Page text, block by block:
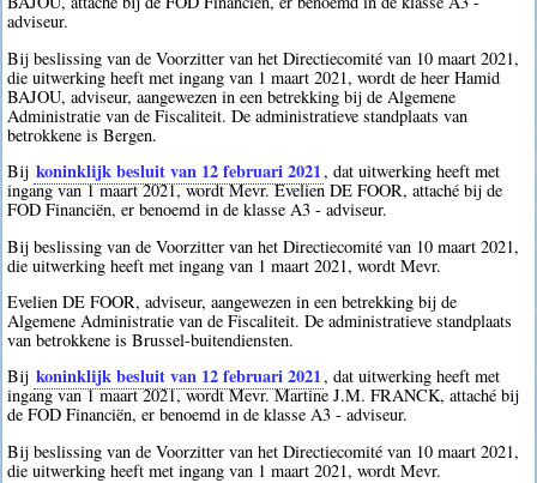
adviseur.
Bij beslissing van de Voorzitter van het Directiecomité van 10 maart 2021,
die uitwerking heeft met ingang van 1 maart 2021, wordt de heer Hamid
BAJOU, adviseur, aangewezen in een betrekking bij de Algemene
Administratie van de Fiscaliteit. De administratieve standplaats van
betrokkene is Bergen.
Bij koninklijk besluit van 12 februari 2021, dat uitwerking heeft met
ingang van 1 maart 2021, wordt Mevr. Evelien DE FOOR, attaché bij de
FOD Financiën, er benoemd in de klasse A3 - adviseur.
Bij beslissing van de Voorzitter van het Directiecomité van 10 maart 2021,
die uitwerking heeft met ingang van 1 maart 2021, wordt Mevr.
Evelien DE FOOR, adviseur, aangewezen in een betrekking bij de
Algemene Administratie van de Fiscaliteit. De administratieve standplaats
van betrokkene is Brussel-buitendiensten.
Bij koninklijk besluit van 12 februari 2021, dat uitwerking heeft met
ingang van 1 maart 2021, wordt Mevr. Martine J.M. FRANCK, attaché bij
de FOD Financiën, er benoemd in de klasse A3 - adviseur.
Bij beslissing van de Voorzitter van het Directiecomité van 10 maart 2021,
die uitwerking heeft met ingang van 1 maart 2021, wordt Mevr.